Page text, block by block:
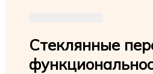
Стеклянные